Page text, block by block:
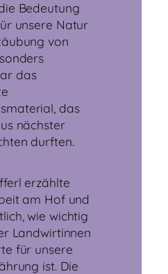
Bedeutung
unsere Natur
von
das
das
nächster
durften.
erzählte
am Hof und
wie wichtig
Landwirtinnen
für unsere
ist. Die